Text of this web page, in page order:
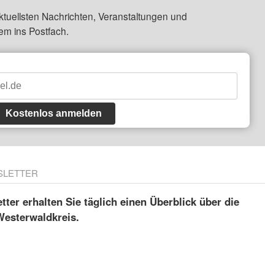
Nachrichten, Veranstaltungen und
ins Postfach.
Kostenlos anmelden
erhalten Sie täglich einen Überblick über die